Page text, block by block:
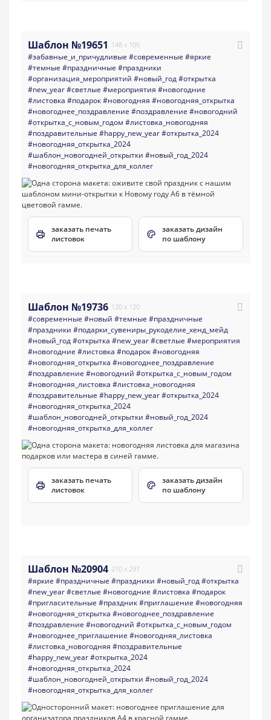
Шаблон №19651 148 x 105
#забавные_и_причудливые #современные #яркие
#темные #праздничные #праздники
#организация_мероприятий #новый_год#открытка
#new_year#светлые #мероприятия #новогодние
#листовка #подарок#новогодняя #новогодняя_открытка
#новогоднее_поздравление #поздравление #новогодний
#открытка_с_новым_годом #листовка_новогодняя
#поздравительные #happy_new_year#открытка_2024
#новогодняя_открытка_2024
#шаблон_новогодней_открытки #новый_год_2024
#новогодняя_открытка_для_коллег
заказать печать
листовок
заказать дизайн
по шаблону
Шаблон №19736 120 x 120
#современные #новый #темные #праздничные
#праздники #подарки_сувениры_рукоделие_хенд_мейд
#новый_год#открытка #new_year#светлые #мероприятия
#новогодние #листовка #подарок#новогодняя
#новогодняя_открытка #новогоднее_поздравление
#поздравление #новогодний #открытка_с_новым_годом
#новогодняя_листовка #листовка_новогодняя
#поздравительные #happy_new_year#открытка_2024
#новогодняя_открытка_2024
#шаблон_новогодней_открытки #новый_год_2024
#новогодняя_открытка_для_коллег
заказать печать
листовок
заказать дизайн
по шаблону
Шаблон №20904 210 x 297
#яркие #праздничные #праздники #новый_год#открытка
#new_year#светлые #новогодние #листовка #подарок
#пригласительные #праздник#приглашение #новогодняя
#новогодняя_открытка #новогоднее_поздравление
#поздравление #новогодний #открытка_с_новым_годом
#новогоднее_приглашение #новогодняя_листовка
#листовка_новогодняя #поздравительные
#happy_new_year#открытка_2024
#новогодняя_открытка_2024
#шаблон_новогодней_открытки #новый_год_2024
#новогодняя_открытка_для_коллег